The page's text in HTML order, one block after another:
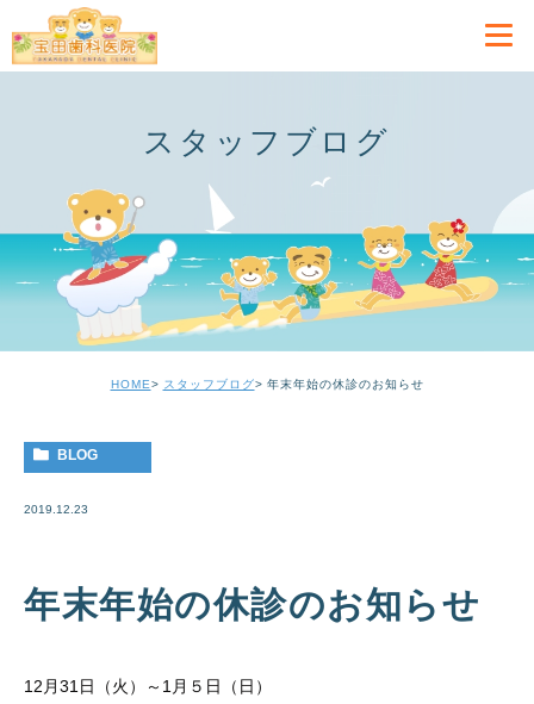
スタッフブログ
HOME スタッフブログ 年末年始の休診のお知らせ
BLOG
2019.12.23
年末年始の休診のお知らせ
12月31日（火）～1月５日（日）